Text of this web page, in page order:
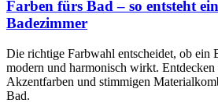
Farben fürs Bad – so entsteht
Badezimmer
Die richtige Farbwahl entscheidet, ob ein
modern und harmonisch wirkt.
Akzentfarben und stimmigen
Bad.